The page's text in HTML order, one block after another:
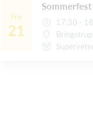
Fre
21
Sommerfest
17:30 -